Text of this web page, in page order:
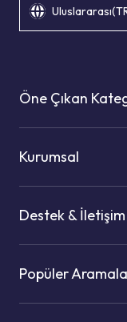
Öne Çıkan
Kurumsal
Destek & İletişim
Popüler